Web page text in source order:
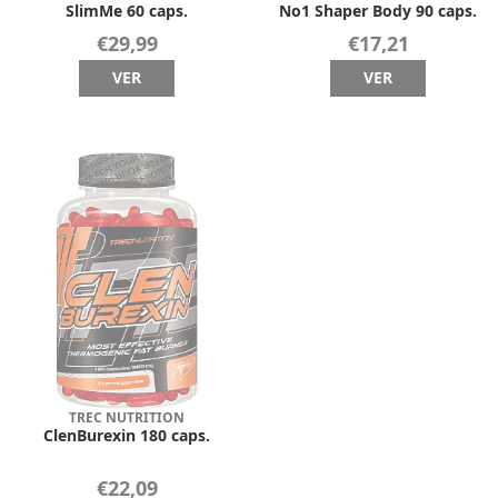
SlimMe 60 caps.
€29,99
VER
No1 Shaper Body 90 caps.
€17,21
VER
TREC NUTRITION
ClenBurexin 180 caps.
€22,09